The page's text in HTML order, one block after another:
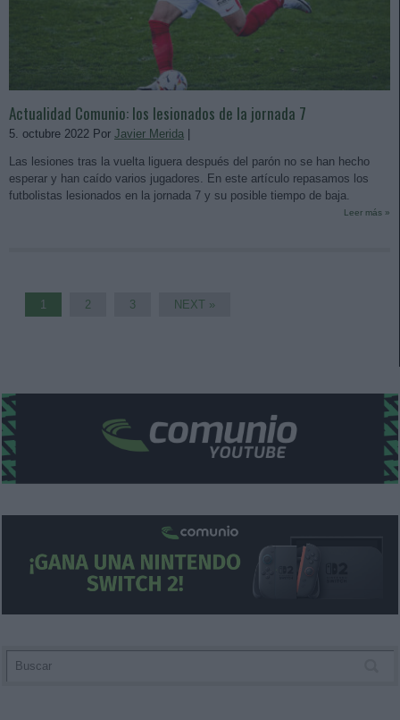
Actualidad Comunio: los lesionados de la jornada 7
5. octubre 2022 Por Javier Merida
Las lesiones tras la vuelta liguera después del parón no se han hecho
esperar y han caído varios jugadores. En este artículo repasamos los
futbolistas lesionados en la jornada 7 y su posible tiempo de baja.
Leer más »
1 2 3 NEXT »